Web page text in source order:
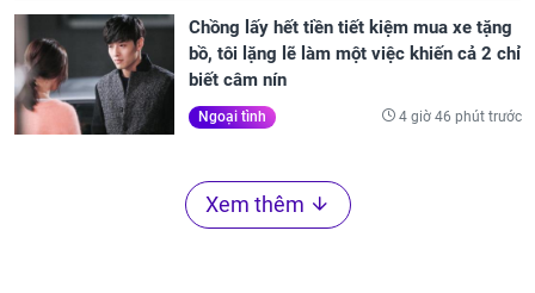
Chồng lấy hết tiền tiết kiệm mua xe tặng
bồ, tôi lặng lẽ làm một việc khiến cả 2 chỉ
biết câm nín
Ngoại tình 4 giờ 46 phút trước
Xem thêm